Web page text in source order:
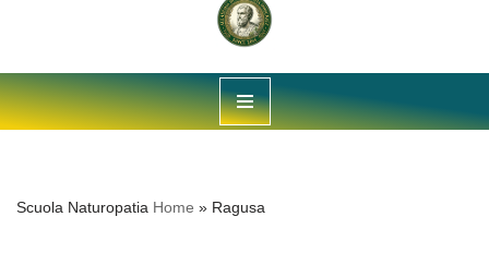
contenuto
Scuola Naturopatia Home » Ragusa